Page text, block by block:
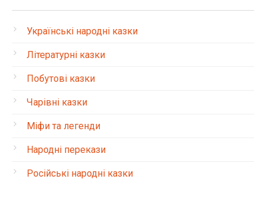
Українські народні казки
Літературні казки
Побутові казки
Чарівні казки
Міфи та легенди
Народні перекази
Російські народні казки